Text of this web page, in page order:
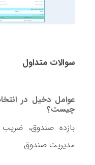
سوالات متداول
عوامل دخیل در
چیست؟
بازده صندوق،
مدیریت صندوق